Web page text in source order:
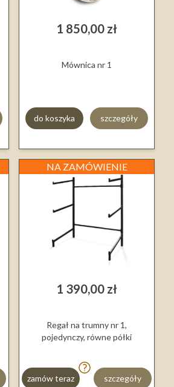
1 850,00 zł
Mównica nr 1
do koszyka szczegóły
NA ZAMÓWIENIE
1 390,00 zł
Regał na trumny nr 1,
pojedynczy, równe półki
zamów teraz szczegóły